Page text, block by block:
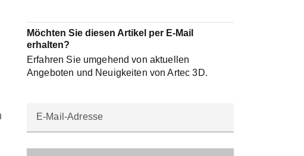
Möchten Sie diesen Artikel per E-Mail
erhalten?
Erfahren Sie umgehend von aktuellen
Angeboten und Neuigkeiten von Artec 3D.
E-Mail-Adresse